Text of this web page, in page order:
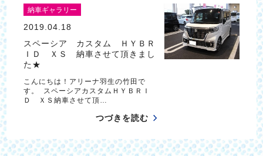
納車ギャラリー
2019.04.18
スペーシア カスタム ＨＹＢＲ
ＩＤ ＸＳ 納車させて頂きまし
た★
こんにちは！アリーナ羽生の竹田で
す。 スペーシアカスタムＨＹＢＲＩ
Ｄ ＸＳ納車させて頂…
つづきを読む